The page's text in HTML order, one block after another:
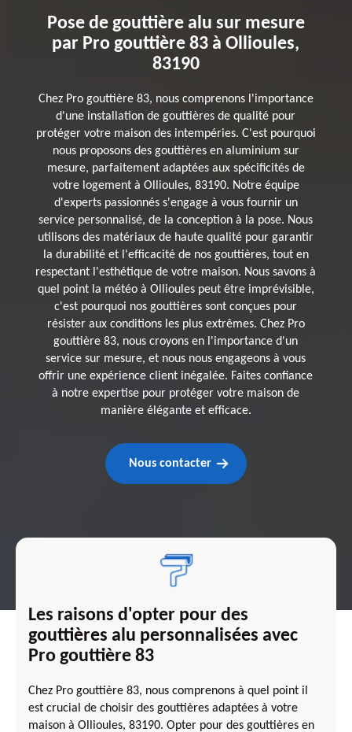
Pose de gouttière alu sur mesure
par Pro gouttière 83 à Ollioules,
83190
Chez Pro gouttière 83, nous comprenons l'importance
d'une installation de gouttières de qualité pour
protéger votre maison des intempéries. C'est pourquoi
nous proposons des gouttières en aluminium sur
mesure, parfaitement adaptées aux spécificités de
votre logement à Ollioules, 83190. Notre équipe
d'experts passionnés s'engage à vous fournir un
service personnalisé, de la conception à la pose. Nous
utilisons des matériaux de haute qualité pour garantir
la durabilité et l'efficacité de nos gouttières, tout en
respectant l'esthétique de votre maison. Nous savons à
quel point la météo à Ollioules peut être imprévisible,
c'est pourquoi nos gouttières sont conçues pour
résister aux conditions les plus extrêmes. Chez Pro
gouttière 83, nous croyons en l'importance d'un
service sur mesure, et nous nous engageons à vous
offrir une expérience client inégalée. Faites confiance
à notre expertise pour protéger votre maison de
manière élégante et efficace.
Nous contacter
Les raisons d'opter pour des
gouttières alu personnalisées avec
Pro gouttière 83
Chez Pro gouttière 83, nous comprenons à quel point il
est crucial de choisir des gouttières adaptées à votre
maison à Ollioules, 83190. Opter pour des gouttières en